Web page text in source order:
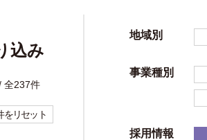
込み
全237件
をリセット
地域別
事業種別
採用情報